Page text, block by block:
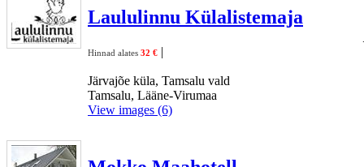
Laululinnu Külalistemaja
Hinnad alates 32 € |
Järvajõe küla, Tamsalu vald
Tamsalu, Lääne-Virumaa
View images (6)